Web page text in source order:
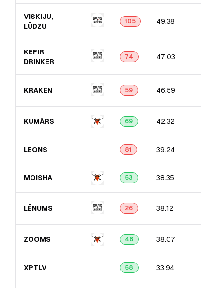
VISKIJU,
LŪDZU
105 49.38
KEFIR
DRINKER
74 47.03
KRAKEN 59 46.59
KUMĀRS 69 42.32
LEONS 81 39.24
MOISHA 53 38.35
LĒNUMS 26 38.12
ZOOMS 46 38.07
XPTLV 58 33.94